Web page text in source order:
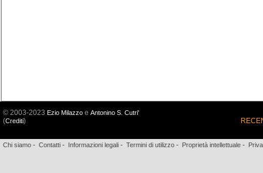
© 2003-2023 Ezio Milazzo e Antonino S. Cutri'
(Crediti)
Chi siamo - Contatti - Informazioni legali - Termini di utilizzo - Proprietà intellettuale -